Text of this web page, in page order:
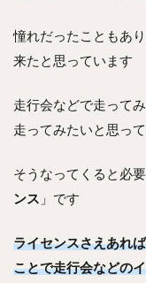
憧れだったこともあ
来たと思っています
走行会などで走って
走ってみたいと思っ
そうなってくると必
ンス 」です
ライセンスさえあれ
ことで走行会などの